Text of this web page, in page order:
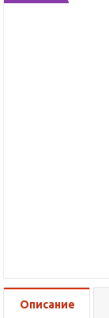
Описание